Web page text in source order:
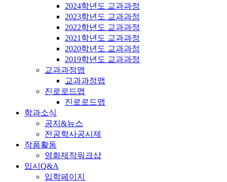
2024학년도 교과과정
2023학년도 교과과정
2022학년도 교과과정
2021학년도 교과과정
2020학년도 교과과정
2019학년도 교과과정
교과과정맵
교과과정맵
진로로드맵
진로로드맵
학과소식
공지&뉴스
전공학사공시제
작품활동
영화제작워크샵
입시Q&A
입학페이지